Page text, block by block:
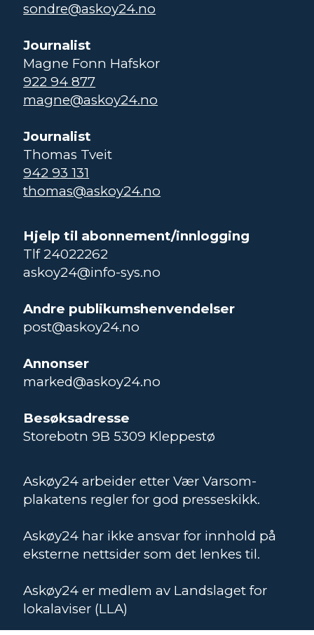
sondre@askoy24.no
Journalist
Magne Fonn Hafskor
922 94 877
magne@askoy24.no
Journalist
Thomas Tveit
942 93 131
thomas@askoy24.no
Hjelp til abonnement/innlogging
Tlf 24022262
askoy24@info-sys.no
Andre publikumshenvendelser
post@askoy24.no
Annonser
marked@askoy24.no
Besøksadresse
Storebotn 9B 5309 Kleppestø
Askøy24 arbeider etter Vær Varsom-
plakatens regler for god presseskikk.
Askøy24 har ikke ansvar for innhold på
eksterne nettsider som det lenkes til.
Askøy24 er medlem av Landslaget for
lokalaviser (LLA)